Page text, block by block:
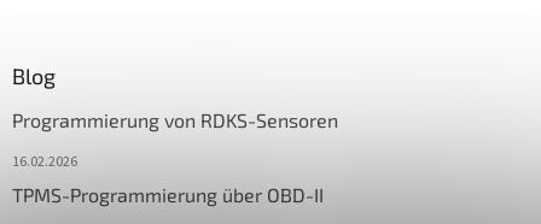
Blog
Programmierung von RDKS-Sensoren
16.02.2026
TPMS-Programmierung über OBD-II